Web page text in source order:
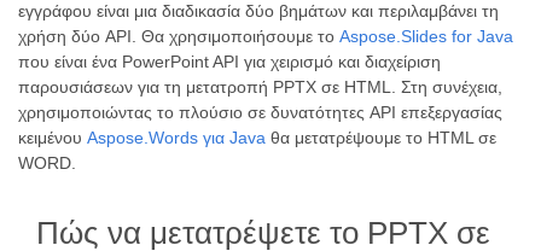
εγγράφου είναι μια διαδικασία δύο βημάτων και περιλαμβάνει τη
χρήση δύο API. Θα χρησιμοποιήσουμε το Aspose.Slides for Java
που είναι ένα PowerPoint API για χειρισμό και διαχείριση
παρουσιάσεων για τη μετατροπή PPTX σε HTML. Στη συνέχεια,
χρησιμοποιώντας το πλούσιο σε δυνατότητες API επεξεργασίας
κειμένου Aspose.Words για Java θα μετατρέψουμε το HTML σε
WORD.
Πώς να μετατρέψετε το PPTX σε